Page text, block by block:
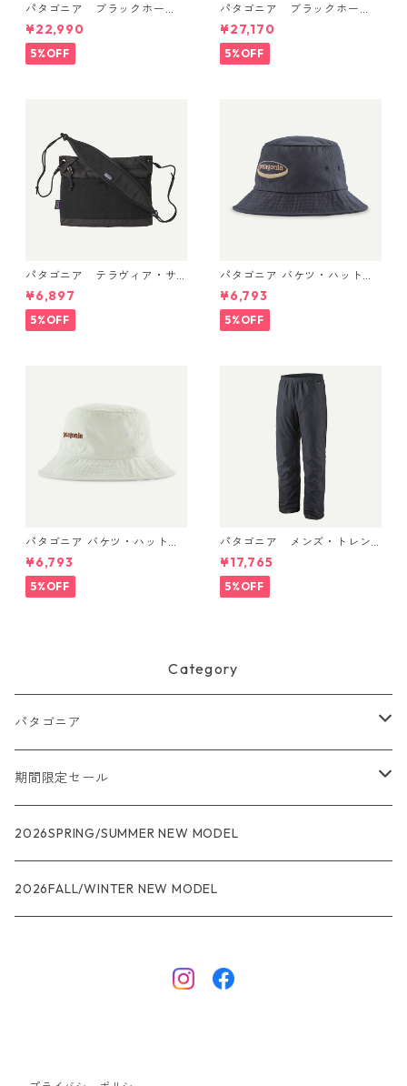
パタゴニア ブラックホー
ル・パック 32L (カラーBlac
k w/Black ) Patagonia Black
Hole® Pack 32L 日本正規品
製品番号 49302
¥22,990
5%OFF
パタゴニア ブラックホー
ル・ミニ・MLC 30L Weather
ed Stone 49266 日本正規品
¥27,170
5%OFF
パタゴニア テラヴィア・サ
コッシュ 3L (カラー Black)
Patagonia Terravia Sacoche
Bag 3L 日本正規品 製品番号
48835
¥6,897
5%OFF
パタゴニア バケツ・ハット 3
3595 ’95 Oval Logo: Smold
er Blue
¥6,793
5%OFF
パタゴニア バケツ・ハット 3
3595 Text Logo: Birch Whit
e
¥6,793
5%OFF
パタゴニア メンズ・トレン
トシェル 3L・レイン・パンツ
（ショート） (カラー Black)
Patagonia Men's Torrentshe
ll 3L Rain Pants - Short 日本
¥17,765
5%OFF
Category
パタゴニア
メンズ
R1
ウィメンズ
R1
ジャケット・アウター
期間限定セール
★★★
レインウェアー
2026SPRING/SUMMER NEW MODEL
2026FALL/WINTER NEW MODEL